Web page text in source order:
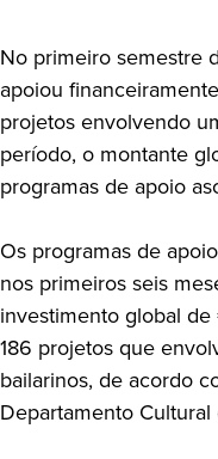
No primeiro semestre
apoiou
projetos envolvendo
período, o montante
programas de apoio
Os programas de
nos primeiros seis
investimento global
186 projetos que
bailarinos, de acordo
Departamento Cultural